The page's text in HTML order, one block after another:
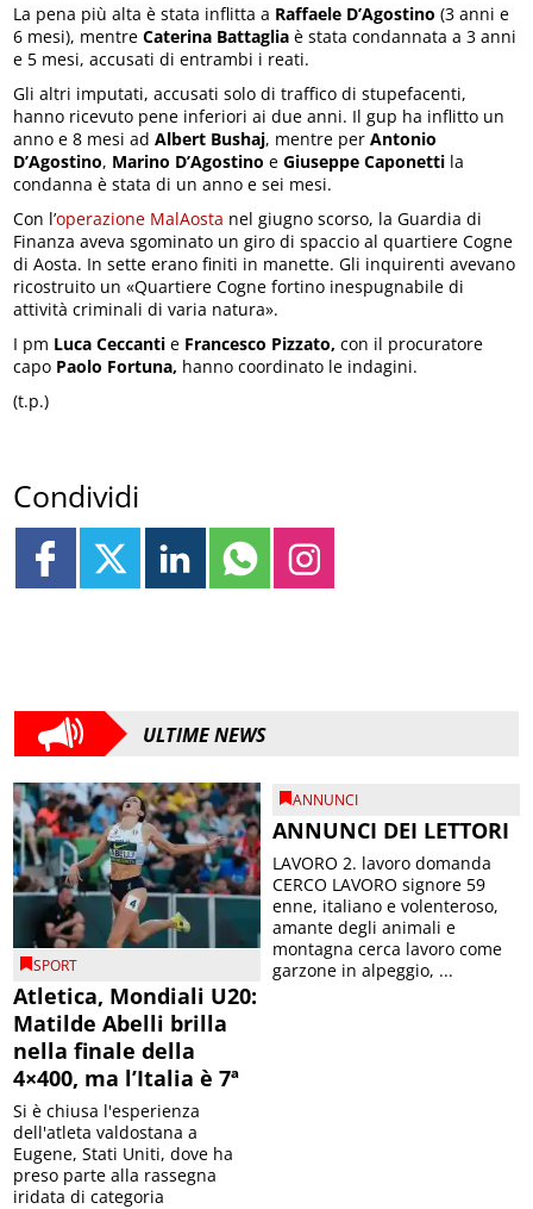
La pena più alta è stata inflitta a Raffaele D’Agostino (3 anni e
6 mesi), mentreCaterina Battaglia è stata condannata a 3 anni
e 5 mesi, accusati di entrambi i reati.
Gli altri imputati, accusati solo di traffico di stupefacenti,
hanno ricevuto pene inferiori ai due anni. Il gup ha inflitto un
anno e 8 mesi adAlbert Bushaj, mentre perAntonio
D’Agostino, Marino D’Agostino eGiuseppe Caponetti la
condanna è stata di un anno e sei mesi.
Con l’operazione MalAosta nel giugno scorso, la Guardia di
Finanza aveva sgominato un giro di spaccio al quartiere Cogne
di Aosta. In sette erano finiti in manette. Gli inquirenti avevano
ricostruito un «Quartiere Cogne fortino inespugnabile di
attività criminali di varia natura».
I pm Luca Ceccanti e Francesco Pizzato, con il procuratore
capo Paolo Fortuna, hanno coordinato le indagini.
(t.p.)
Condividi
ULTIME NEWS
SPORT
Atletica, Mondiali U20:
Matilde Abelli brilla
nella finale della
4×400, ma l’Italia è 7ª
Si è chiusa l'esperienza
dell'atleta valdostana a
Eugene, Stati Uniti, dove ha
preso parte alla rassegna
iridata di categoria
ANNUNCI
ANNUNCI DEI LETTORI
LAVORO 2. lavoro domanda
CERCO LAVORO signore 59
enne, italiano e volenteroso,
amante degli animali e
montagna cerca lavoro come
garzone in alpeggio, ...